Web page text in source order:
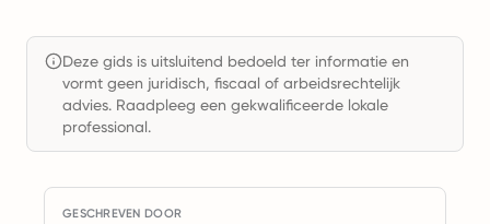
Deze gids is uitsluitend bedoeld ter informatie en
vormt geen juridisch, fiscaal of arbeidsrechtelijk
advies. Raadpleeg een gekwalificeerde lokale
professional.
GESCHREVEN DOOR